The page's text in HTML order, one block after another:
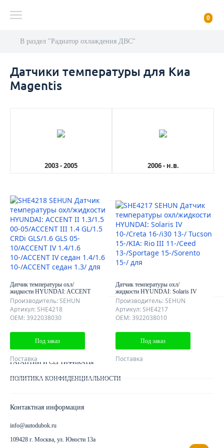
0
В раздел "Радиатор охлаждения ДВС"
Датчики температуры для Киа
Magentis
2003 - 2005 2006 - н.в.
Датчик температуры охл/
жидкости HYUNDAI: ACCENT
II 1.3/1.5 00-05/ACCENT III 1.4
GL/1.5 CRDi GLS/1.6 GLS 05-
10/ACCENT IV 1.4/1.6
10-/ACCENT IV седан 1.4/1.6
Производитель: SEHUN
Артикул: SHE4218
OEM: 3922038030
Под заказ
Поставка
Датчик температуры охл/
жидкости HYUNDAI: Solaris IV
10-/Creta 16-/i30 13-/ Tucson
15-/KIA: Rio III 11-/Ceed
13-/Sportage 15-/Sorento 15-/
Производитель: SEHUN
Артикул: SHE4217
OEM: 3922038010
Под заказ
Поставка
AutoDubok
О КОМПАНИИ
ОТЗЫВЫ КЛИЕНТОВ
КОНТАКТЫ
КАРТА САЙТА
Клиентам
КАК ОПЛАТИТЬ ЗАКАЗ
ГАРАНТИИ И СЕРТИФИКАТЫ
ПОЛИТИКА КОНФИДЕНЦИАЛЬНОСТИ
Контактная информация
info@autodubok.ru
109428 г. Москва, ул. Юности 13а